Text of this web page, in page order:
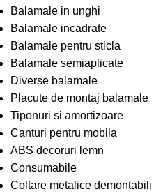
Balamale in unghi
Balamale incadrate
Balamale pentru sticla
Balamale semiaplicate
Diverse balamale
Placute de montaj balamale
Tiponuri si amortizoare
Canturi pentru mobila
ABS decoruri lemn
Consumabile
Coltare metalice demontabili